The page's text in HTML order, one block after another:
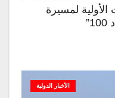
لمسيرة
الأخبار الدولية